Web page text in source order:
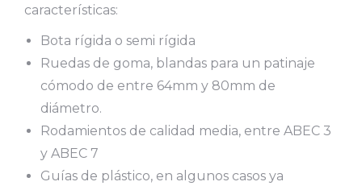
características:
Bota rígida o semi rígida
Ruedas de goma, blandas para un patinaje
cómodo de entre 64mm y 80mm de
diámetro.
Rodamientos de calidad media, entre ABEC 3
y ABEC 7
Guías de plástico, en algunos casos ya